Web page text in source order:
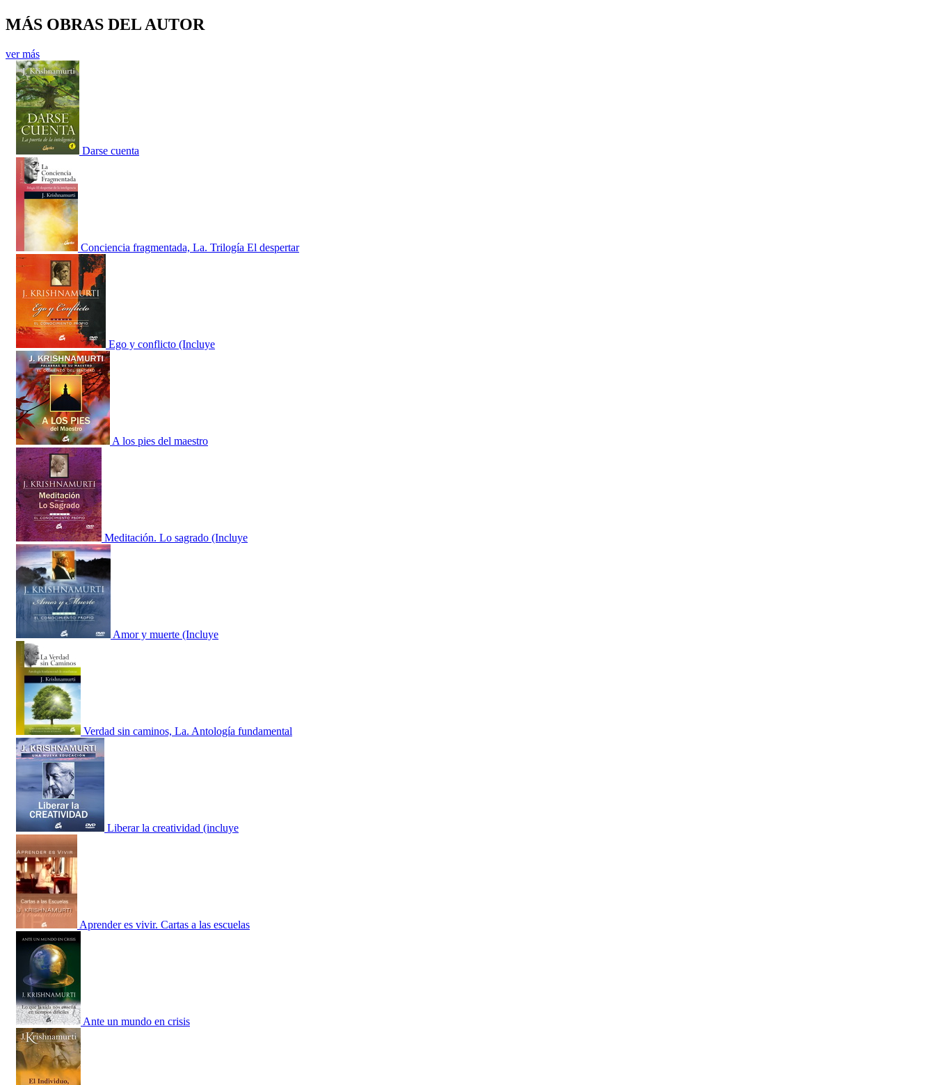
MÁS OBRAS DEL AUTOR
ver más
Darse cuenta
Conciencia fragmentada, La. Trilogía El despertar
Ego y conflicto (Incluye
A los pies del maestro
Meditación. Lo sagrado (Incluye
Amor y muerte (Incluye
Verdad sin caminos, La. Antología fundamental
Liberar la creatividad (incluye
Aprender es vivir. Cartas a las escuelas
Ante un mundo en crisis